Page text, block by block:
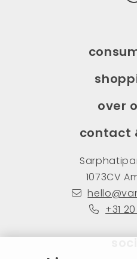
over
contact
1073CV
+31